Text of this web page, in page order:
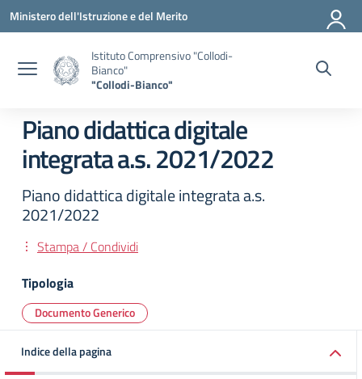
Vai ai contenuti
Vai al menu di navigazione
Vai al footer
Ministero dell'Istruzione e del Merito
Istituto Comprensivo "Collodi-
Bianco"
"Collodi-Bianco"
Piano didattica digitale
integrata a.s. 2021/2022
Piano didattica digitale integrata a.s.
2021/2022
Stampa / Condividi
Tipologia
Documento Generico
Indice della pagina